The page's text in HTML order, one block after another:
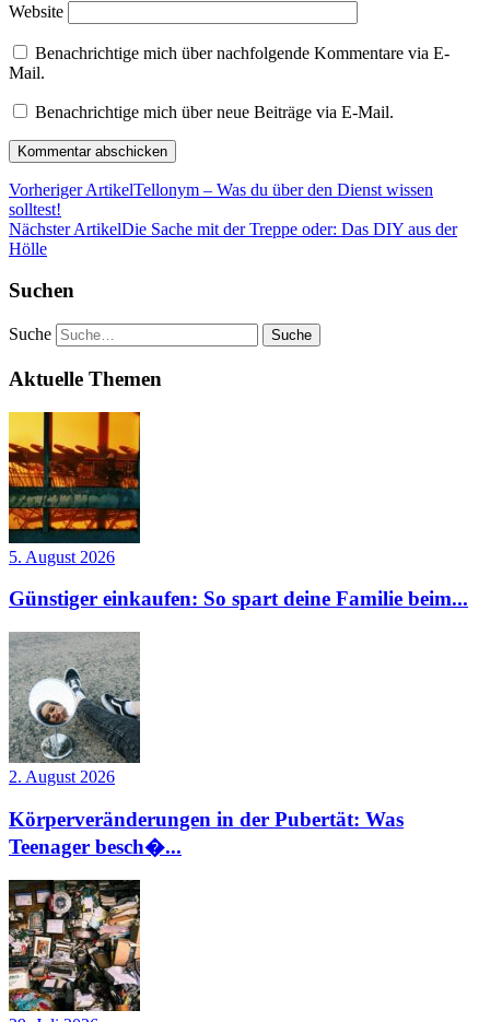
Website
Benachrichtige mich über nachfolgende Kommentare via E-
Mail.
Benachrichtige mich über neue Beiträge via E-Mail.
Vorheriger ArtikelTellonym – Was du über den Dienst wissen
solltest!
Nächster ArtikelDie Sache mit der Treppe oder: Das DIY aus der
Hölle
Suchen
Suche
Aktuelle Themen
5. August 2026
Günstiger einkaufen: So spart deine Familie beim...
2. August 2026
Körperveränderungen in der Pubertät: Was
Teenager besch�...